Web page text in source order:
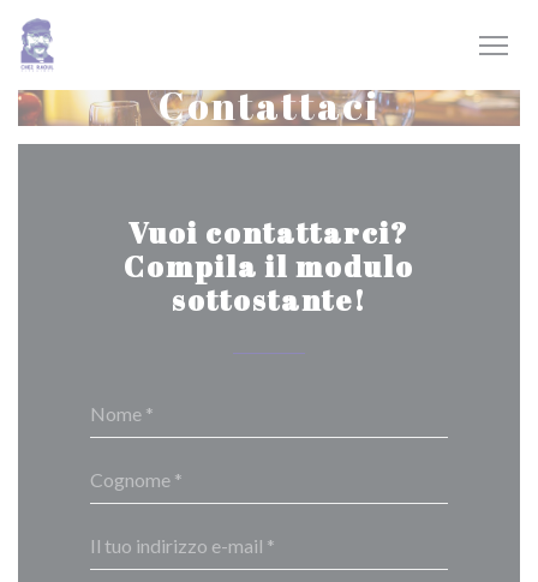
Personalizzazione delle tue scelte sui cookie
Contattaci
Vuoi contattarci?
Compila il modulo
sottostante!